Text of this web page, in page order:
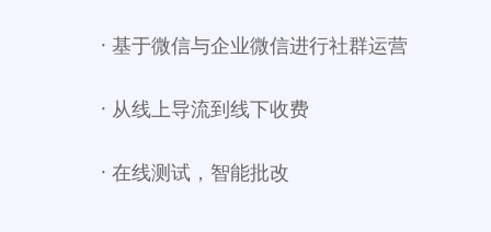
· 基于微信与企业微信进行社群运营
· 从线上导流到线下收费
· 在线测试，智能批改